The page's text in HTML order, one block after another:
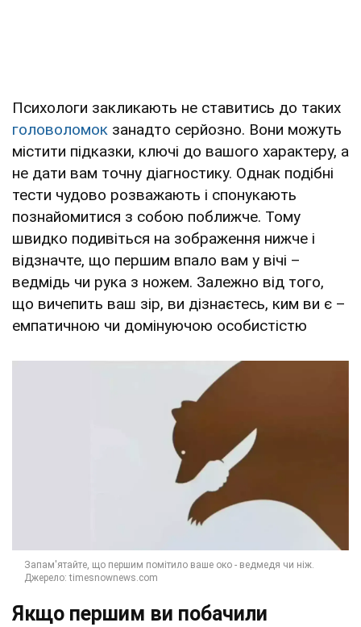
Психологи закликають не ставитись до таких
головоломок занадто серйозно. Вони можуть
містити підказки, ключі до вашого характеру, а
не дати вам точну діагностику. Однак подібні
тести чудово розважають і спонукають
познайомитися з собою поближче. Тому
швидко подивіться на зображення нижче і
відзначте, що першим впало вам у вічі –
ведмідь чи рука з ножем. Залежно від того,
що вичепить ваш зір, ви дізнаєтесь, ким ви є –
емпатичною чи домінуючою особистістю
Якщо першим ви побачили